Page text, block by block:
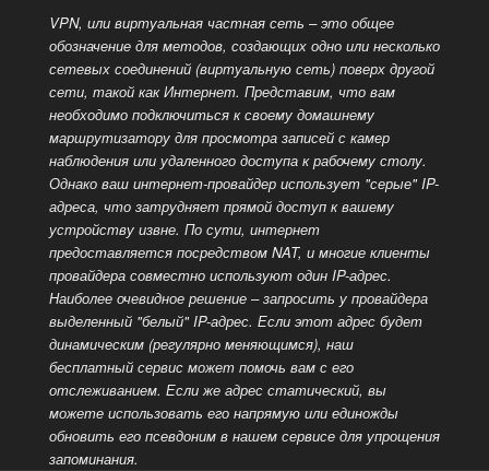
VPN, или виртуальная частная сеть – это общее
обозначение для методов, создающих одно или несколько
сетевых соединений (виртуальную сеть) поверх другой
сети, такой какИнтернет. Представим, что вам
необходимо подключиться к своему домашнему
маршрутизатору для просмотра записей с камер
наблюдения или удаленного доступа к рабочему столу.
Однако ваш интернет-провайдер использует "серые" IP-
адреса, что затрудняет прямой доступ к вашему
устройству извне. По сути, интернет
предоставляется посредством NAT, и многие клиенты
провайдера совместно используют один IP-адрес.
Наиболее очевидное решение – запросить у провайдера
выделенный "белый" IP-адрес. Если этот адрес будет
динамическим (регулярно меняющимся), наш
бесплатный сервис может помочь вам с его
отслеживанием. Если же адрес статический, вы
можете использовать его напрямую или единожды
обновить его псевдоним в нашем сервисе для упрощения
запоминания.